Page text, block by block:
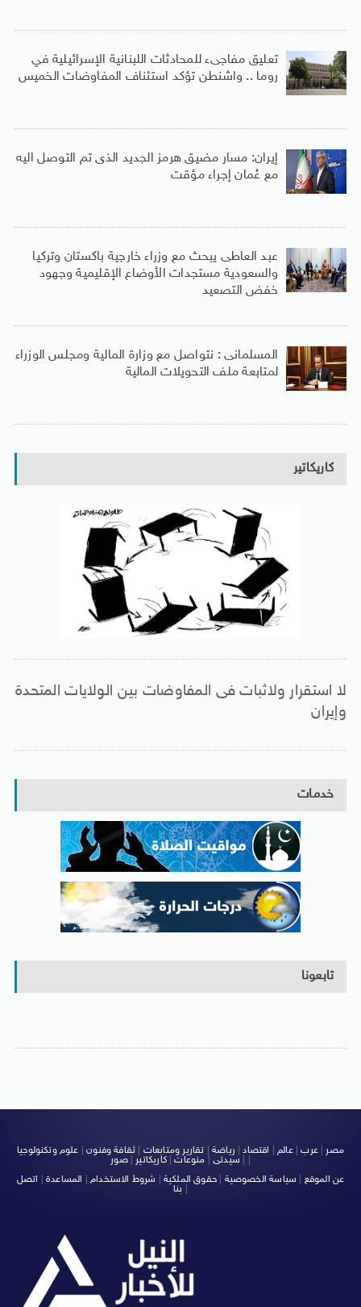
تعليق مفاجىء للمحادثات اللبنانية الإسرائيلية في
روما .. واشنطن تؤكد استئناف المفاوضات الخميس
إيران: مسار مضيق هرمز الجديد الذى تم التوصل اليه
مع عُمان إجراء مؤقت
عبد العاطى يبحث مع وزراء خارجية باكستان وتركيا
والسعودية مستجدات الأوضاع الإقليمية وجهود
خفض التصعيد
المسلمانى : نتواصل مع وزارة المالية ومجلس الوزراء
لمتابعة ملف التحويلات المالية
كاريكاتير
لا استقرار ولاثبات فى المفاوضات بين الولايات المتحدة
وإيران
خدمات
تابعونا
مصر |عرب|عالم| اقتصاد| رياضة تقارير ومتابعات ثقافة وفنون| علوم وتكنولوجيا
سيدتى| منوعات|كاريكاتير |صور
عن الموقع
سياسة الخصوصية حقوق الملكية شروط الاستخدام المساعدة
اتصل
بنا